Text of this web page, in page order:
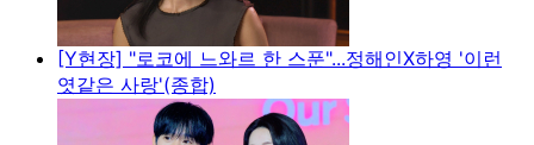
[Y현장] "로코에 느와르 한 스푼"...정해인X하영 '이런
엿같은 사랑'(종합)